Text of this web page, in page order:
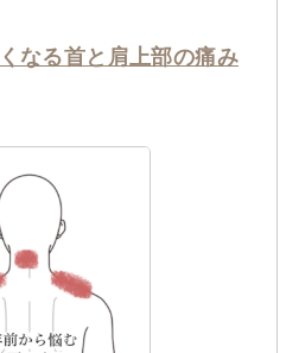
なる首と肩上部の痛み